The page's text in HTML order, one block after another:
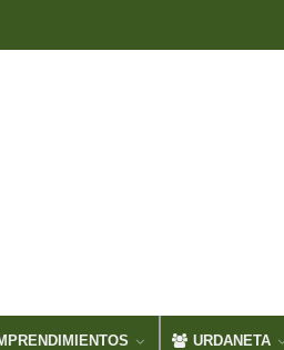
URDANETA